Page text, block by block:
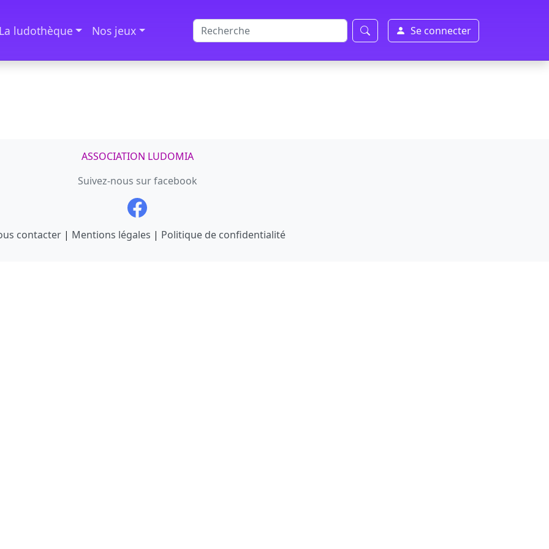
ludothèque Nos jeux Se connecter
ASSOCIATION LUDOMIA
Suivez-nous sur facebook
contacter| Mentions légales | Politique de confidentialité